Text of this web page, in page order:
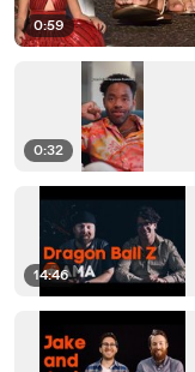
0:59
0:32
14:46